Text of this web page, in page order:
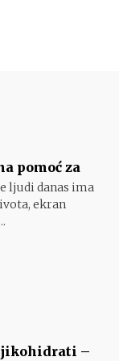
pomoć za
ljudi danas ima
ekran
–